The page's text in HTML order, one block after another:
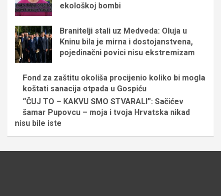
ekološkoj bombi
Branitelji stali uz Medveda: Oluja u
Kninu bila je mirna i dostojanstvena,
pojedinačni povici nisu ekstremizam
Fond za zaštitu okoliša procijenio koliko bi mogla
koštati sanacija otpada u Gospiću
“ČUJ TO – KAKVU SMO STVARALI”: Sačićev
šamar Pupovcu – moja i tvoja Hrvatska nikad
nisu bile iste